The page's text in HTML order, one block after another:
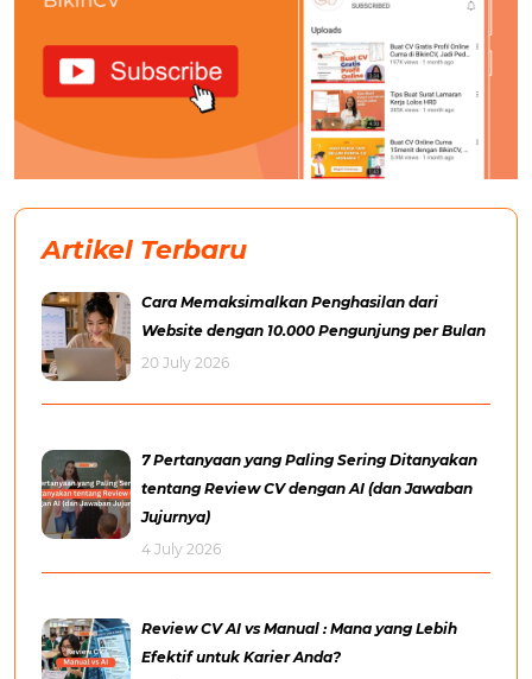
Artikel Terbaru
Cara Memaksimalkan Penghasilan dari
Website dengan 10.000 Pengunjung per Bulan
20 July 2026
7 Pertanyaan yang Paling Sering Ditanyakan
tentang Review CV dengan AI (dan Jawaban
Jujurnya)
4 July 2026
Review CV AI vs Manual : Mana yang Lebih
Efektif untuk Karier Anda?